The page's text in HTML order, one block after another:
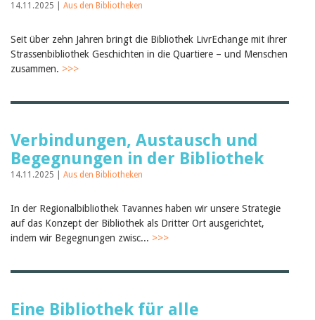
14.11.2025 | Aus den Bibliotheken
Seit über zehn Jahren bringt die Bibliothek LivrEchange mit ihrer
Strassenbibliothek Geschichten in die Quartiere – und Menschen
zusammen. >>>
Verbindungen, Austausch und
Begegnungen in der Bibliothek
14.11.2025 | Aus den Bibliotheken
In der Regionalbibliothek Tavannes haben wir unsere Strategie
auf das Konzept der Bibliothek als Dritter Ort ausgerichtet,
indem wir Begegnungen zwisc... >>>
Eine Bibliothek für alle